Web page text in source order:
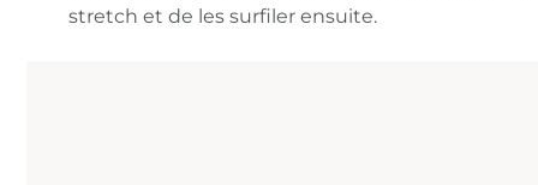
stretch et de les surfiler ensuite.